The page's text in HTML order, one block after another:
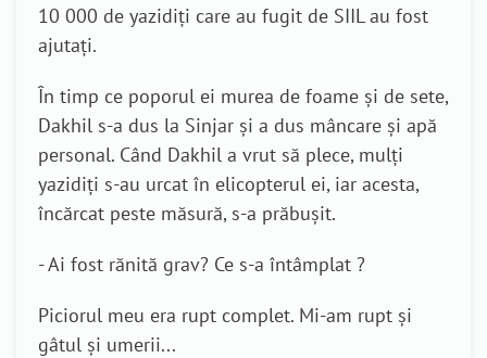
10 000 de yazidiți care au fugit de SIIL au fost
ajutați.
În timp ce poporul ei murea de foame și de sete,
Dakhil s-a dus la Sinjar și a dus mâncare și apă
personal. Când Dakhil a vrut să plece, mulți
yazidiți s-au urcat în elicopterul ei, iar acesta,
încărcat peste măsură, s-a prăbușit.
- Ai fost rănită grav? Ce s-a întâmplat ?
Piciorul meu era rupt complet. Mi-am rupt și
gâtul și umerii...